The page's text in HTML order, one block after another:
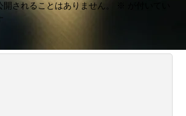
されることはありません。